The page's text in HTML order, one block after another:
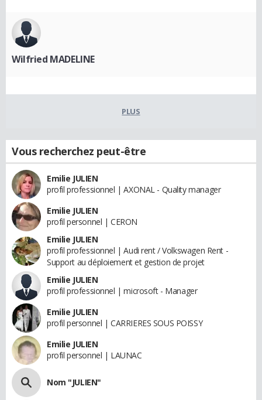
Wilfried MADELINE
PLUS
Vous recherchez peut-être
Emilie JULIEN
profil professionnel | AXONAL - Quality manager
Emilie JULIEN
profil personnel | CERON
Emilie JULIEN
profil professionnel | Audi rent / Volkswagen Rent -
Support au déploiement et gestion de projet
Emilie JULIEN
profil professionnel | microsoft - Manager
Emilie JULIEN
profil personnel | CARRIERES SOUS POISSY
Emilie JULIEN
profil personnel | LAUNAC
Nom "JULIEN"